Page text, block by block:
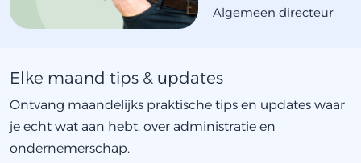
Algemeen directeur
Elke maand tips & updates
Ontvang maandelijks praktische tips en updates waar
je echt wat aan hebt. over administratie en
ondernemerschap.